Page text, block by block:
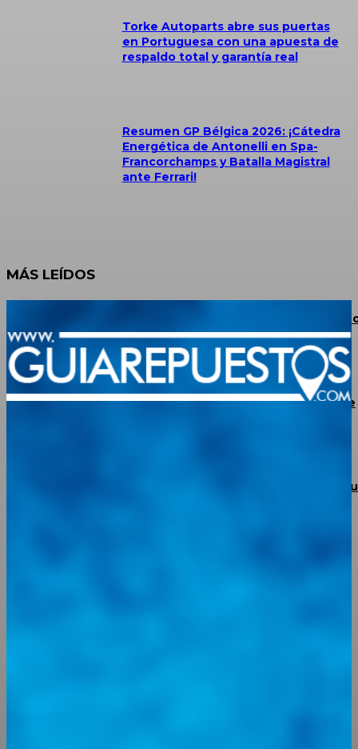
Torke Autoparts abre sus puertas
en Portuguesa con una apuesta de
respaldo total y garantía real
Resumen GP Bélgica 2026: ¡Cátedra
Energética de Antonelli en Spa-
Francorchamps y Batalla Magistral
ante Ferrari!
MÁS LEÍDOS
JAC Escalante Aterriza en La Grita: Potencia 4×4,
y Financiamiento para los Productores del Táchira
BMW confirma un plan de recorte de 8.000 puestos de
Torke Autoparts abre sus puertas en Portuguesa con